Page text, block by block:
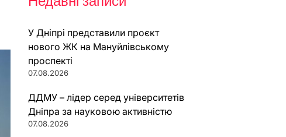
У Дніпрі представили проєкт
нового ЖК на Мануйлівському
проспекті
07.08.2026
ДДМУ – лідер серед університетів
Дніпра за науковою активністю
07.08.2026